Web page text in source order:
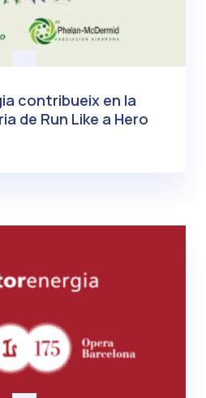
contribueix en la
de Run Like a Hero